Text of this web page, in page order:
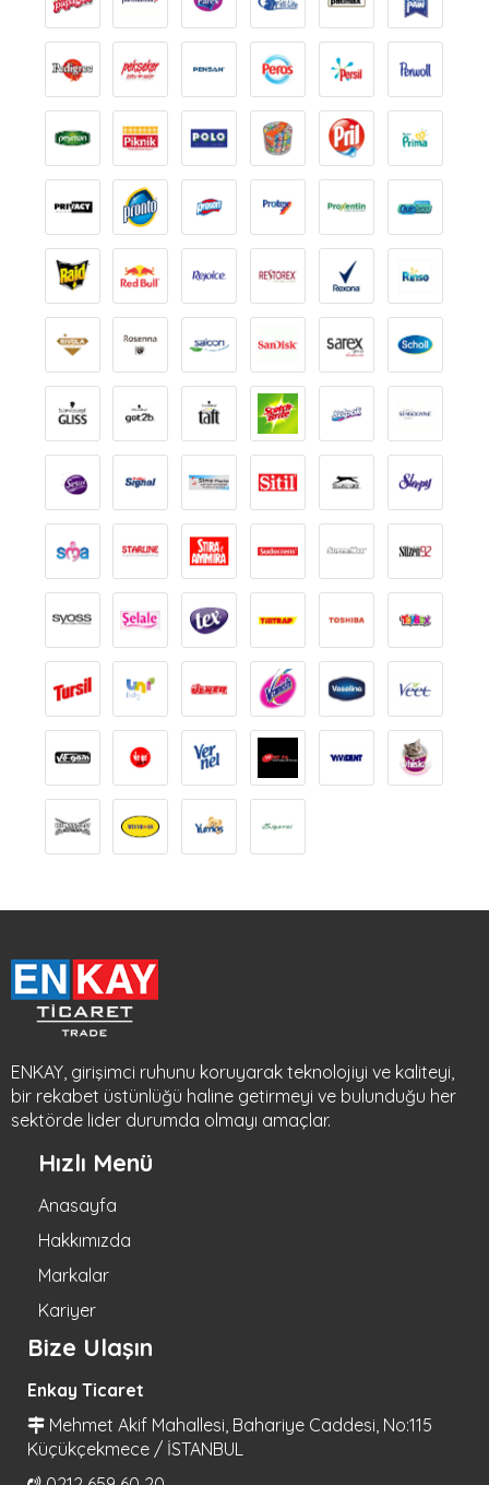
ENKAY, girişimci ruhunu koruyarak teknolojiyi ve kaliteyi,
bir rekabet üstünlüğü haline getirmeyi ve bulunduğu her
sektörde lider durumda olmayı amaçlar.
Hızlı Menü
Anasayfa
Hakkımızda
Markalar
Kariyer
Bize Ulaşın
Enkay Ticaret
Mehmet Akif Mahallesi, Bahariye Caddesi, No:115
Küçükçekmece / İSTANBUL